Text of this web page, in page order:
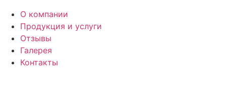
О компании
Продукция и услуги
Отзывы
Галерея
Контакты